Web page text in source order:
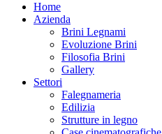
Home
Azienda
Brini Legnami
Evoluzione Brini
Filosofia Brini
Gallery
Settori
Falegnameria
Edilizia
Strutture in legno